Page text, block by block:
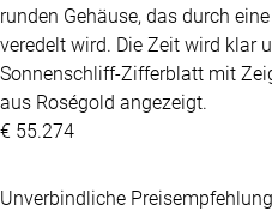
runden Gehäuse, das durch
veredelt wird. Die Zeit wird klar
Sonnenschliff-Zifferblatt mit
aus Roségold angezeigt.
€ 55.274
Unverbindliche